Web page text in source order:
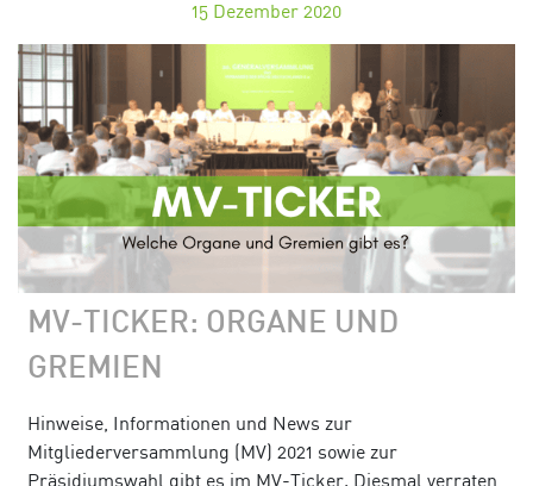
15 Dezember 2020
MV-TICKER: ORGANE UND
GREMIEN
Hinweise, Informationen und News zur
Mitgliederversammlung (MV) 2021 sowie zur
Präsidiumswahl gibt es im MV-Ticker. Diesmal verraten